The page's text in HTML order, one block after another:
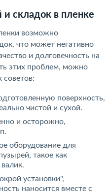
и складок в пленке
возможно
что может негативно
и долговечность на
этих проблем, можно
поверхность,
чистой и сухой.
и осторожно,
оборудование для
такое как
установки",
наносится вместе с